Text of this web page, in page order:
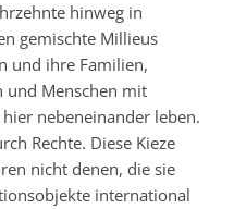
hinweg in
gemischte Millieus
und ihre Familien,
Menschen mit
nebeneinander leben.
Rechte. Diese Kieze
nicht denen, die sie
international